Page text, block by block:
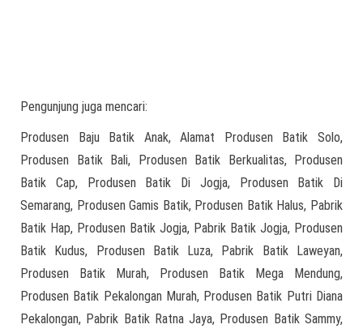
Pengunjung juga mencari:
Produsen Baju Batik Anak, Alamat Produsen Batik Solo,
Produsen Batik Bali, Produsen Batik Berkualitas, Produsen
Batik Cap, Produsen Batik Di Jogja, Produsen Batik Di
Semarang, Produsen Gamis Batik, Produsen Batik Halus, Pabrik
Batik Hap, Produsen Batik Jogja, Pabrik Batik Jogja, Produsen
Batik Kudus, Produsen Batik Luza, Pabrik Batik Laweyan,
Produsen Batik Murah, Produsen Batik Mega Mendung,
Produsen Batik Pekalongan Murah, Produsen Batik Putri Diana
Pekalongan, Pabrik Batik Ratna Jaya, Produsen Batik Sammy,